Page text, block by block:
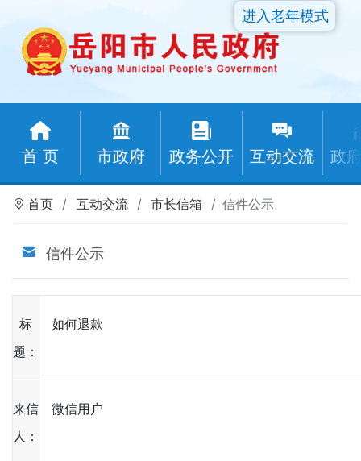
首 页 市政府 政务公开 互动交流 政
进入老年模式
首页 互动交流 市长信箱 信件公示
信件公示
标
题：
如何退款
来信
人：
微信用户